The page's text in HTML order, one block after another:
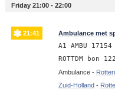
Friday 21:00 - 22:00
21:41 Ambulance met
A1 AMBU
ROTTDM bon
Ambulance -
Zuid-Holland-